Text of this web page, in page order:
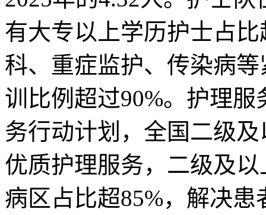
有大专以上学历护士占
科、重症监护、传染病
训比例超过90%。护理
务行动计划，全国二级
优质护理服务，二级及
病区占比超85%，解决